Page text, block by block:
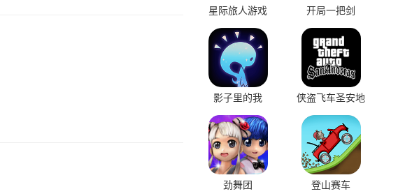
星际旅人游戏 开局一把剑
影子里的我
侠盗飞车圣安地
劲舞团 登山赛车